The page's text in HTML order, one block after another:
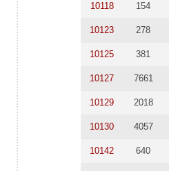
10118 154
10123 278
10125 381
10127 7661
10129 2018
10130 4057
10142 640